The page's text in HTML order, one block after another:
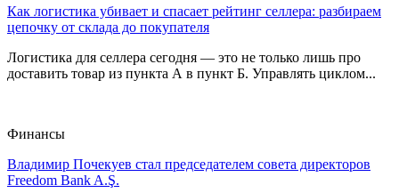
Как логистика убивает и спасает рейтинг селлера: разбираем
цепочку от склада до покупателя
Логистика для селлера сегодня — это не только лишь про
доставить товар из пункта А в пункт Б. Управлять циклом...
Финансы
Владимир Почекуев стал председателем совета директоров
Freedom Bank A.Ş.